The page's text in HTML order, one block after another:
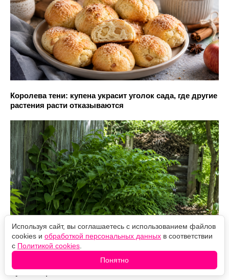
Королева тени: купена украсит уголок сада, где другие
растения расти отказываются
Как посадить клубнику в августе, чтобы она
прижилась: агрономы назвали главные ошибки и
лучшие сроки
Используя сайт, вы соглашаетесь с использованием файлов
cookies и обработкой персональных данных в соответствии
с Политикой cookies
Понятно